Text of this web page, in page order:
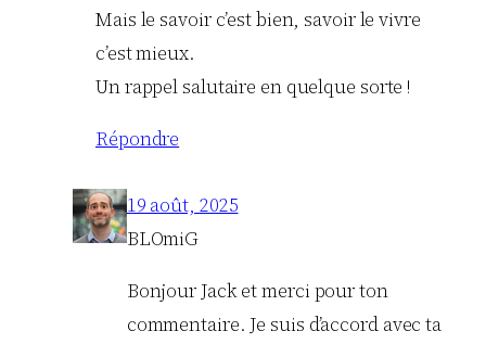
Mais le savoir c’est bien, savoir le vivre
c’est mieux.
Un rappel salutaire en quelque sorte !
Répondre
19 août, 2025
BLOmiG
Bonjour Jack et merci pour ton
commentaire. Je suis d’accord avec ta